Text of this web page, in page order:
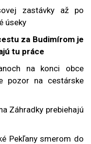
zastávky až po
úseky
za Budimírom je
tu práce
na konci obce
pozor na cestárske
Záhradky prebiehajú
Pekľany smerom do